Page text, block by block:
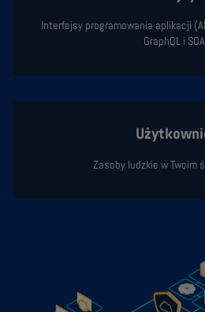
Interfejsy programowania aplikacji
GraphQL i
Zasoby ludzkie w Twoim